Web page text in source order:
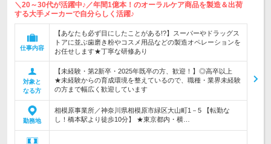
＼20～30代が活躍中♪／年間1億本！のオーラルケア商品を製造＆出荷
する大手メーカーで自分らしく活躍♪
仕事内容
【あなたも必ず目にしたことがある!?】スーパーやドラッグス
トアに並ぶ歯磨き粉やコスメ用品などの製造オペレーションを
お任せします★丁寧な研修あり
対象と
なる方
【未経験・第2新卒・2025年既卒の方、歓迎！】◎高卒以上
★未経験からの育成環境を整えているので、職種・業界未経験
の方まで幅広く歓迎しています
勤務地
相模原事業所／神奈川県相模原市緑区大山町1－5 【転勤な
し！橋本駅より徒歩10分】 ★東京都内・横…